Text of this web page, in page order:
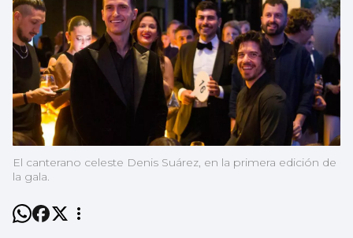
El canterano celeste Denis Suárez, en la primera edición de
la gala.